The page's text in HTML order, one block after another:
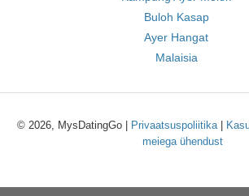
Buloh Kasap
Ayer Hangat
Malaisia
© 2026, MysDatingGo | Privaatsuspoliitika|
meiega ühendust